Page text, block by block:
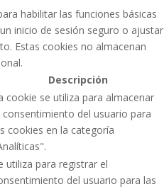
habilitar las funciones básicas
inicio de sesión seguro o ajustar
Estas cookies no almacenan
Descripción
cookie se utiliza para almacenar
consentimiento del usuario para
cookies en la categoría
utiliza para registrar el
del usuario para las